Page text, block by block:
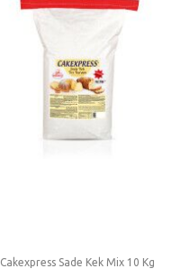
Cakexpress Sade Kek Mix 10 Kg